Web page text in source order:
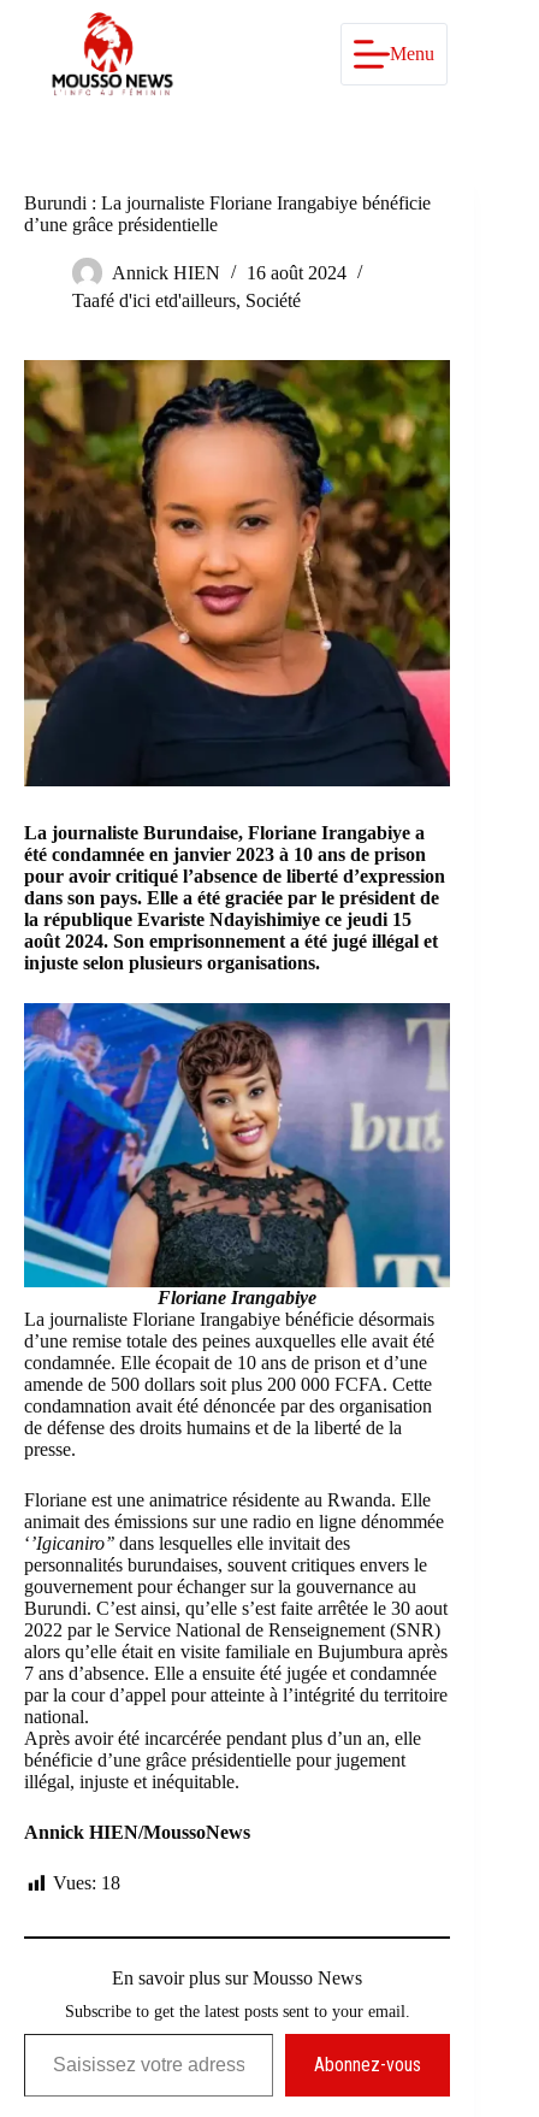
Menu
Burundi : La journaliste Floriane Irangabiye bénéficie
d’une grâce présidentielle
Annick HIEN
16 août 2024
Taafé d'ici etd'ailleurs, Société
La journaliste Burundaise, Floriane Irangabiye a
été condamnée en janvier 2023 à 10 ans de prison
pour avoir critiqué l’absence de liberté d’expression
dans son pays. Elle a été graciée par le président de
la république Evariste Ndayishimiye ce jeudi 15
août 2024. Son emprisonnement a été jugé illégal et
injuste selon plusieurs organisations.
Floriane Irangabiye
La journaliste Floriane Irangabiye bénéficie désormais
d’une remise totale des peines auxquelles elle avait été
condamnée. Elle écopait de 10 ans de prison et d’une
amende de 500 dollars soit plus 200 000 FCFA. Cette
condamnation avait été dénoncée par des organisation
de défense des droits humains et de la liberté de la
presse.
Floriane est une animatrice résidente au Rwanda. Elle
animait des émissions sur une radio en ligne dénommée
‘’Igicaniro’’ dans lesquelles elle invitait des
personnalités burundaises, souvent critiques envers le
gouvernement pour échanger sur la gouvernance au
Burundi. C’est ainsi, qu’elle s’est faite arrêtée le 30 aout
2022 par le Service National de Renseignement (SNR)
alors qu’elle était en visite familiale en Bujumbura après
7 ans d’absence. Elle a ensuite été jugée et condamnée
par la cour d’appel pour atteinte à l’intégrité du territoire
national.
Après avoir été incarcérée pendant plus d’un an, elle
bénéficie d’une grâce présidentielle pour jugement
illégal, injuste et inéquitable.
Annick HIEN/MoussoNews
Vues: 18
En savoir plus sur Mousso News
Subscribe to get the latest posts sent to your email.
Saisissez votre adresse e-mail…
Abonnez-vous